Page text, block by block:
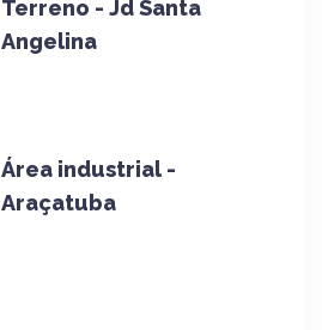
Terreno - Jd Santa
Angelina
Área industrial -
Araçatuba